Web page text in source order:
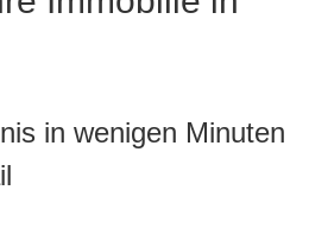
in wenigen Minuten